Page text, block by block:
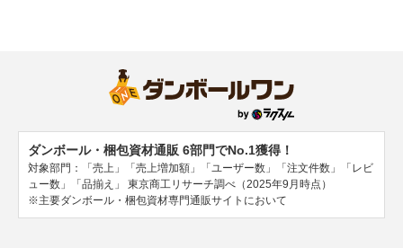
ダンボール・梱包資材通販 6部門でNo.1獲得！
対象部門：「売上」「売上増加額」「ユーザー数」「注文件数」「レビ
ュー数」「品揃え」
東京商工リサーチ調べ（2025年9月時点）
※主要ダンボール・梱包資材専門通販サイトにおいて